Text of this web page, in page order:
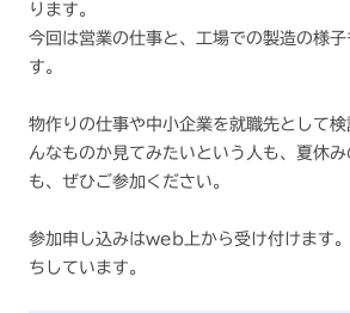
ります。
今回は営業の仕事と、工場での製造の様
す。
物作りの仕事や中小企業を就職先として
んなものか見てみたいという人も、夏休
も、ぜひご参加ください。
参加申し込みはweb上から受け付けます
ちしています。